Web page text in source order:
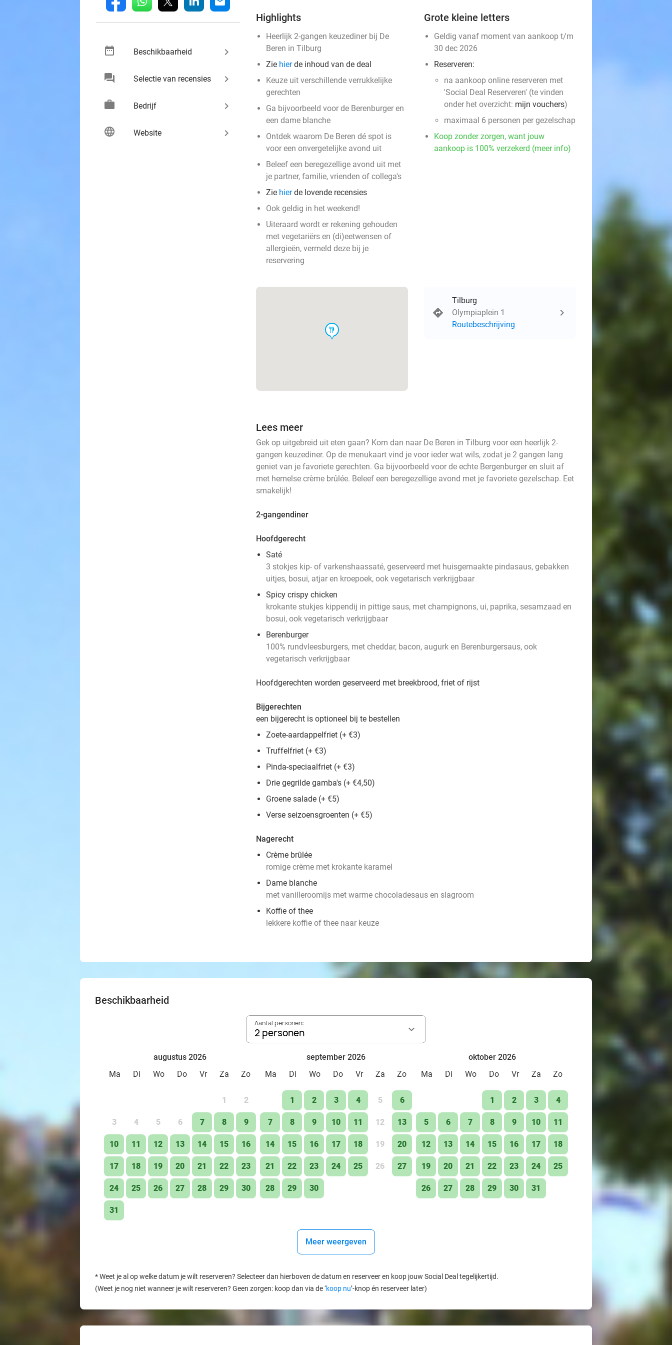
fb
date_range Beschikbaarheid keyboard_arrow_right
chat Selectie van recensies keyboard_arrow_right
work Bedrijf keyboard_arrow_right
language Website keyboard_arrow_right
Highlights
Heerlijk 2-gangen keuzediner bij De
Beren in Tilburg
Zie hierde inhoud van de deal
Keuze uit verschillende verrukkelijke
gerechten
Ga bijvoorbeeld voor de Berenburger en
een dame blanche
Ontdek waarom De Beren dé spot is
voor een onvergetelijke avond uit
Beleef een beregezellige avond uit met
je partner, familie, vrienden of collega's
Zie hierde lovende recensies
Ook geldig in het weekend!
Uiteraard wordt er rekening gehouden
met vegetariërs en (di)eetwensen of
allergieën, vermeld deze bij je
reservering
Grote kleine letters
Geldig vanaf moment van aankoop t/m
30 dec 2026
Reserveren:
na aankoop online reserveren met
'Social Deal Reserveren' (te vinden
onder het overzicht: mijn vouchers)
maximaal 6 personen per gezelschap
Koop zonder zorgen, want jouw
aankoop is 100% verzekerd (meer info)
food
Tilburg
Olympiaplein 1
Routebeschrijving
Lees meer
Gek op uitgebreid uit eten gaan? Kom dan naar De Beren in Tilburg voor een heerlijk 2-
gangen keuzediner. Op de menukaart vind je voor ieder wat wils, zodat je 2 gangen lang
geniet van je favoriete gerechten. Ga bijvoorbeeld voor de echte Bergenburger en sluit af
met hemelse crème brûlée. Beleef een beregezellige avond met je favoriete gezelschap. Eet
smakelijk!
2-gangendiner
Hoofdgerecht
Saté
3 stokjes kip- of varkenshaassaté, geserveerd met huisgemaakte pindasaus, gebakken
uitjes, bosui, atjar en kroepoek, ook vegetarisch verkrijgbaar
Spicy crispy chicken
krokante stukjes kippendij in pittige saus, met champignons, ui, paprika, sesamzaad en
bosui, ook vegetarisch verkrijgbaar
Berenburger
100% rundvleesburgers, met cheddar, bacon, augurk en Berenburgersaus, ook
vegetarisch verkrijgbaar
Hoofdgerechten worden geserveerd met breekbrood, friet of rijst
Bijgerechten
een bijgerecht is optioneel bij te bestellen
Zoete-aardappelfriet (+ €3)
Truffelfriet (+ €3)
Pinda-speciaalfriet (+ €3)
Drie gegrilde gamba's (+ €4,50)
Groene salade (+ €5)
Verse seizoensgroenten (+ €5)
Nagerecht
Crème brûlée
romige crème met krokante karamel
Dame blanche
met vanilleroomijs met warme chocoladesaus en slagroom
Koffie of thee
lekkere koffie of thee naar keuze
Beschikbaarheid
Aantal personen:
2 personen
augustus 2026
Ma
Di Wo Do Vr Za Zo
1 2
3 4 5 6 7 8 9
10 11 12 13 14 15 16
17 18 19 20 21 22 23
24 25 26 27 28 29 30
31
september 2026
Ma
Di Wo Do Vr Za Zo
1 2 3 4 5 6
7 8 9 10 11 12 13
14 15 16 17 18 19 20
21 22 23 24 25 26 27
28 29 30
oktober 2026
Ma
Di Wo Do Vr Za Zo
1 2 3 4
5 6 7 8 9 10 11
12 13 14 15 16 17 18
19 20 21 22 23 24 25
26 27 28 29 30 31
Meer weergeven
*Weet je al op welke datum je wilt reserveren? Selecteer dan hierboven de datum en reserveer en koop jouw Social Deal tegelijkertijd.
(Weet je nog niet wanneer je wilt reserveren? Geen zorgen: koop dan via de ‘koop nu’-knop én reserveer later)